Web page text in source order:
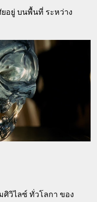
อยู่ บนพื้นที่ ระหว่าง
ศิวิไลซ์ ทั่วโลกา ของ